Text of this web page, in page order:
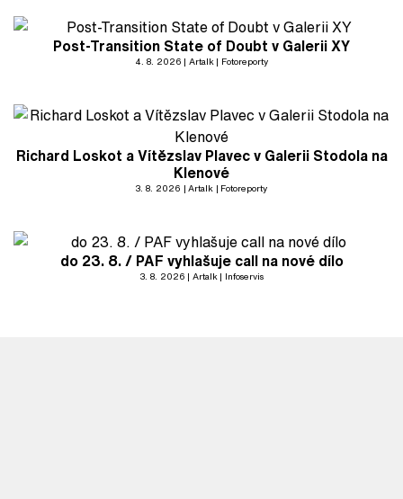
Post-Transition State of Doubt v Galerii XY
4. 8. 2026 Artalk Fotoreporty
Richard Loskot a Vítězslav Plavec v Galerii Stodola na
Klenové
3. 8. 2026 Artalk Fotoreporty
do 23. 8. / PAF vyhlašuje call na nové dílo
3. 8. 2026 Artalk Infoservis